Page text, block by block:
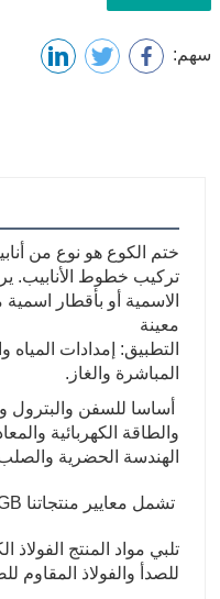
سهم:
ختم الكوع هو نوع من
تركيب خطوط الأنابيب.
الاسمية أو بأقطار
معينة
التطبيق: إمدادات
المباشرة والغاز.
الهندسة الحضرية
تشمل معايير منتجاتنا ASME / ANS، DIN، EN، BS، GB.
للصدأ والفولاذ المقاوم